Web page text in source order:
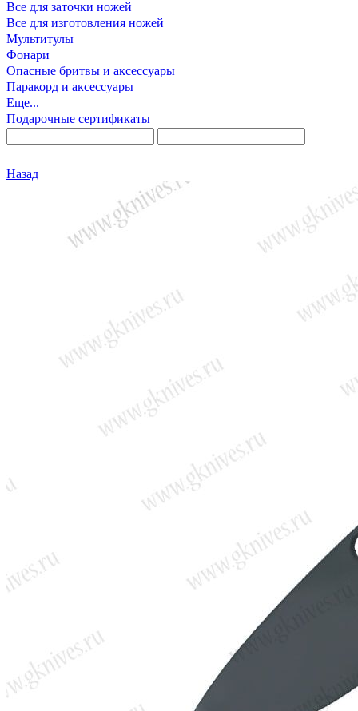
Все для заточки ножей
Все для изготовления ножей
Мультитулы
Фонари
Опасные бритвы и аксессуары
Паракорд и аксессуары
Еще...
Подарочные сертификаты
Назад